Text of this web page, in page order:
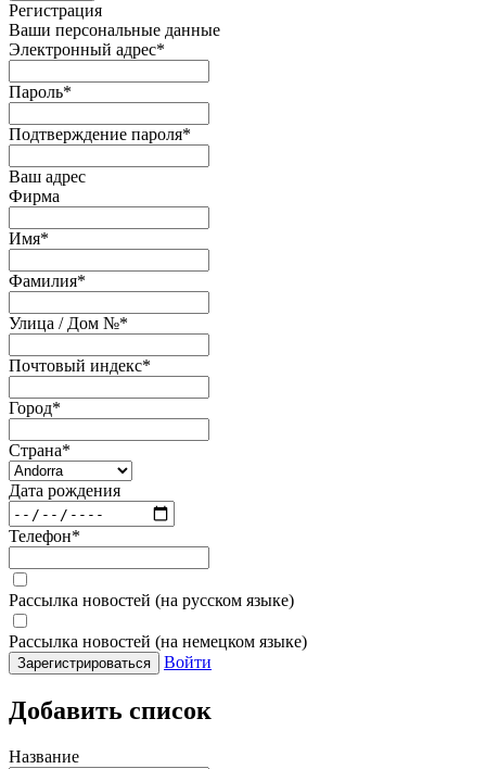
Регистрация
Ваши персональные данные
Электронный адрес*
Пароль*
Подтверждение пароля*
Ваш адрес
Фирма
Имя*
Фамилия*
Улица / Дом №*
Почтовый индекс*
Город*
Страна*
Дата рождения
Телефон*
Рассылка новостей (на русском языке)
Рассылка новостей (на немецком языке)
Зарегистрироваться Войти
Добавить список
Название